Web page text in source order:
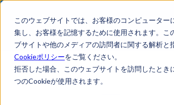
このウェブサイトでは、お客様のコンピュータ
集し、お客様を記憶するために使用されます。
ブサイトや他のメディアの訪問者に関する解析と
Cookieポリシーをご覧ください。
拒否した場合、このウェブサイトを訪問したと
つのCookieが使用されます。